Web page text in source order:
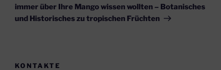
immer über Ihre Mango wissen wollten – Botanisches
und Historisches zu tropischen Früchten
KONTAKTE